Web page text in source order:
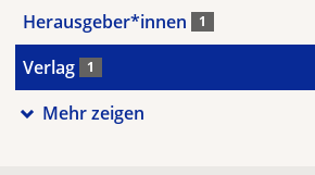
Herausgeber*innen 1
Verlag 1
Mehr zeigen